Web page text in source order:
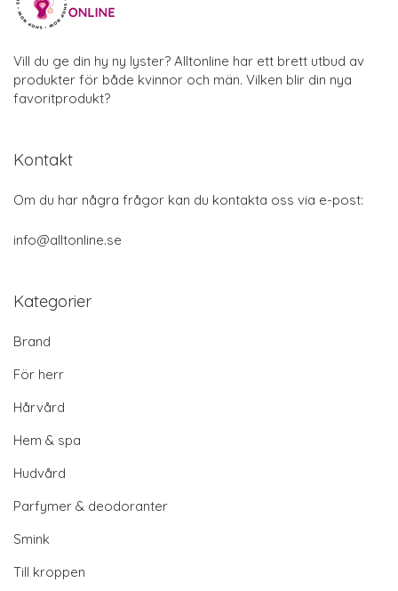
Vill du ge din hy ny lyster? Alltonline har ett brett utbud av
produkter för både kvinnor och män. Vilken blir din nya
favoritprodukt?
Kontakt
Om du har några frågor kan du kontakta oss via e-post:
info@alltonline.se
Kategorier
Brand
För herr
Hårvård
Hem & spa
Hudvård
Parfymer & deodoranter
Smink
Till kroppen